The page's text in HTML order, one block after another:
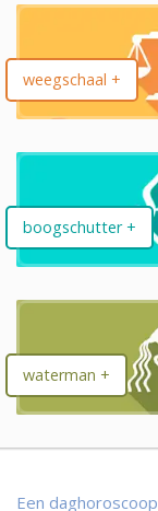
weegschaal +
boogschutter +
waterman +
Een